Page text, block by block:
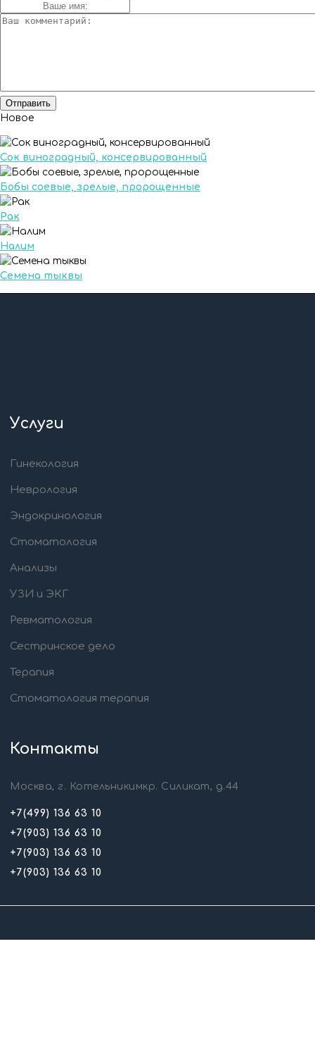
Новое
Сок виноградный, консервированный
Бобы соевые, зрелые, пророщенные
Рак
Налим
Семена тыквы
Услуги
Гинекология
Неврология
Эндокринология
Стоматология
Анализы
УЗИ и ЭКГ
Ревматология
Сестринское дело
Терапия
Стоматология терапия
Контакты
Москва, г. Котельникимкр. Силикат, д.44
+7(499) 136 63 10
+7(903) 136 63 10
+7(903) 136 63 10
+7(903) 136 63 10